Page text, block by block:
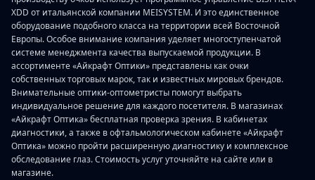
XDD от итальянской компании MEISYSTEM. И это единственное
оборудование подобного класса на территории всей Восточной
Европы. Особое внимание компания уделяет многоступенчатой
системе менеджмента качества выпускаемой продукции. В
ассортименте «Айкрафт Оптики» представлены как очки
собственных торговых марок, так и известных мировых брендов.
Внимательные оптики-оптометристы помогут выбрать
индивидуальное решение для каждого посетителя. В магазинах
«Айкрафт Оптика» бесплатная проверка зрения. В кабинетах
диагностики, а также в офтальмологическом кабинете «Айкрафт
Оптика» можно пройти расширенную диагностику и комплексное
обследование глаз. Стоимость услуг уточняйте на сайте или в
магазине.